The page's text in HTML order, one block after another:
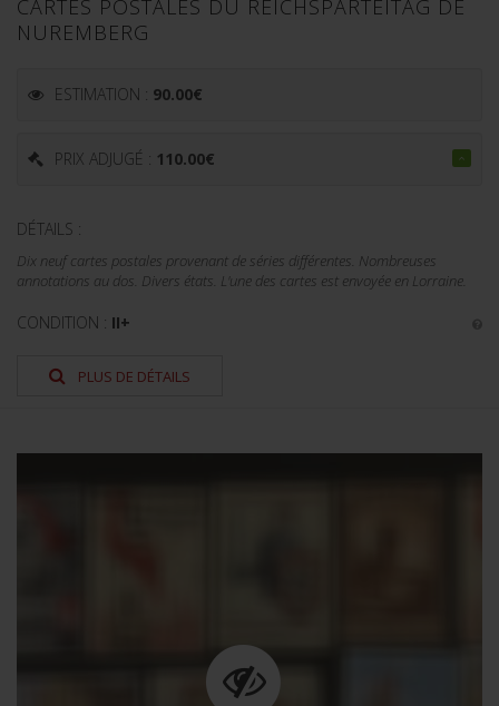
CARTES POSTALES DU REICHSPARTEITAG DE
NUREMBERG
ESTIMATION : 90.00€
PRIX ADJUGÉ : 110.00€
DÉTAILS :
Dix neuf cartes postales provenant de séries différentes. Nombreuses
annotations au dos. Divers états. L'une des cartes est envoyée en Lorraine.
CONDITION : II+
PLUS DE DÉTAILS